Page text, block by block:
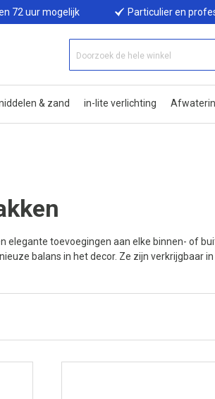
72 uur mogelijk Particulier en
& zand in-lite verlichting
elegante toevoegingen aan elke binnen- of
balans in het decor. Ze zijn verkrijgbaar